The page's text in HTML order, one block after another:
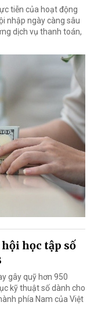
tiễn của hoạt động
nhập ngày càng sâu
dịch vụ thanh toán,
học tập số
gây quỹ hơn 950
kỹ thuật số dành cho
phía Nam của Việt